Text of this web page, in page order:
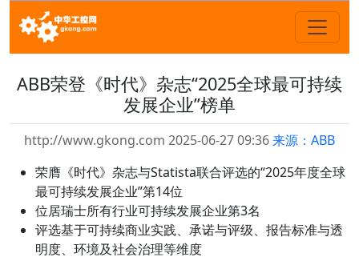
ABB荣登《时代》杂志“2025全球最可持续
发展企业”榜单
http://www.gkong.com 2025-06-27 09:36来源：ABB
荣膺《时代》杂志与Statista联合评选的“2025年度全球
最可持续发展企业”第14位
位居瑞士所有行业可持续发展企业第3名
评选基于可持续商业实践、承诺与评级、报告标准与透
明度、环境及社会治理等维度